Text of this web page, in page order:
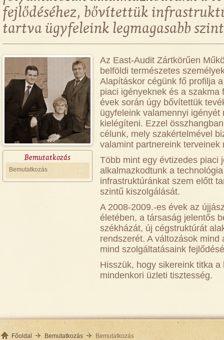
fejlődéséhez, bővítettük
tartva ügyfeleink legmagasabb
Az East-Audit Zártkörűen
belföldi természetes
Alapításkor cégünk fő profilja
piaci igényeknek és a
évek során úgy bővítettük
ügyfeleink valamennyi
kielégíteni. Ezzel
célunk, mely szakértelmével
valamint partnereink terveinek
Több mint egy évtizedes piaci
alkalmazkodtunk a
infrastruktúránkat szem előtt
szintű kiszolgálását.
A 2008-2009.-es évek az
életében, a társaság jelentős
székházát, új cégstruktúrát
rendszerét. A változások
mind szolgáltatásaink
Hisszük, hogy sikereink titka
mindenkori üzleti tisztesség.
Bemutatkozás
Bemutatkozás
Főoldal Bemutatkozás Bemutatkozás